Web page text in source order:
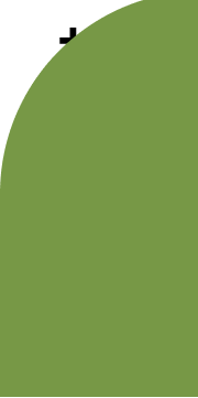
+ de
sociétés du